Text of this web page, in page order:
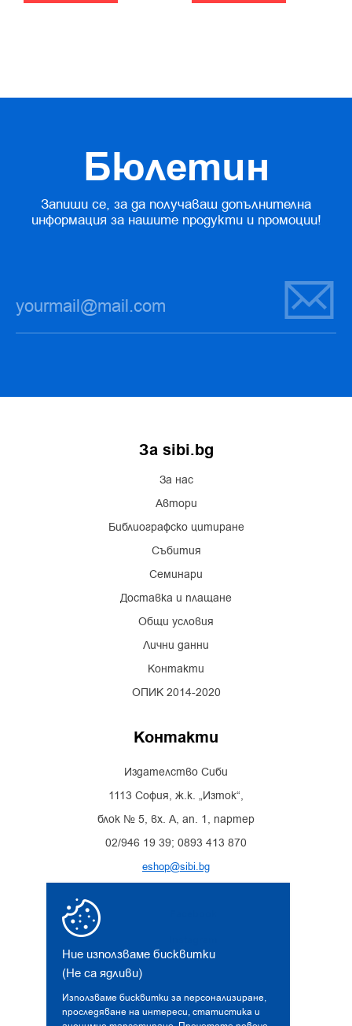
Ние използваме бисквитки
(Не са ядливи)
Използваме бисквитки за персонализиране,
проследяване на интереси, статистика и
Бюлетин
Запиши се, за да получаваш допълнителна
информация за нашите продукти и промоции!
За sibi.bg
За нас
Автори
Библиографско цитиране
Събития
Семинари
Доставка и плащане
Общи условия
Лични данни
Контакти
ОПИК 2014-2020
Контакти
Издателство Сиби
1113 София, ж.к. „Изток“,
блок № 5, вх. А, ап. 1, партер
02/946 19 39; 0893 413 870
eshop@sibi.bg